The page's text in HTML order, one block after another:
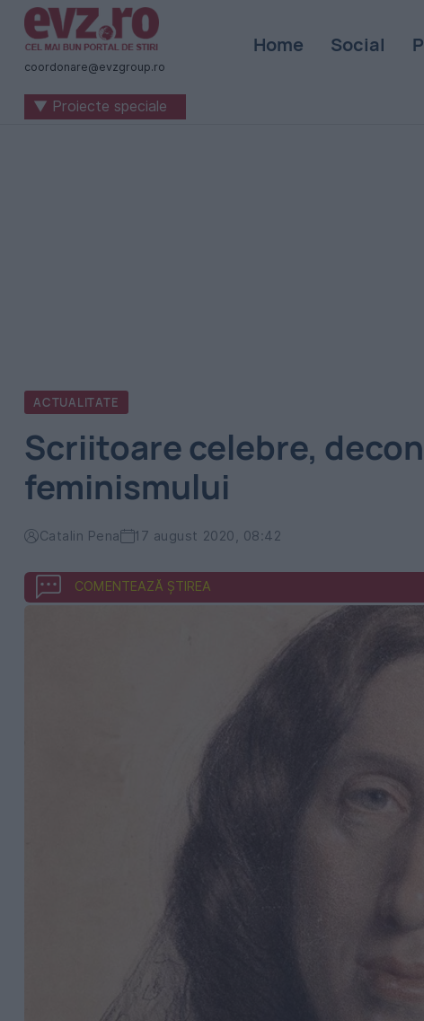
Știri
naționale
internaționale
coordonare@evzgroup.ro
Home Social
▼ Proiecte speciale
ACTUALITATE
Scriitoare celebre,
feminismului
Catalin Pena 17 august 2020, 08:42
COMENTEAZĂ ȘTIREA